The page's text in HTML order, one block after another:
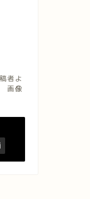
者よ
画像